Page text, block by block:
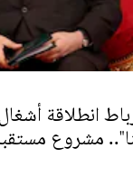
انطلاقة
مشروع